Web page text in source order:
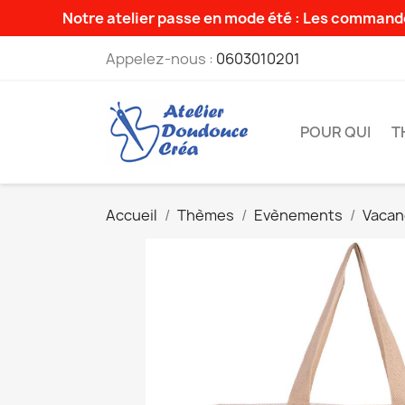
Notre atelier passe en mode été : Les
Appelez-nous : 0603010201
POUR QUI
Accueil Thèmes Evènements